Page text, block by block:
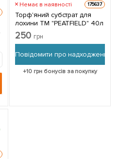
Немає в наявності 175637
Торф'яний субстрат для
лохини ТМ "PEATFIELD" 40л
250 грн
Повідомити про надходження
+10грн бонусів за покупку